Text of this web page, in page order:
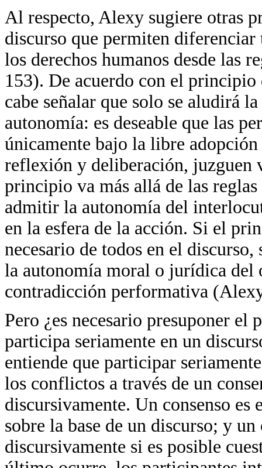
Al respecto, Alexy sugiere otras
discurso que permiten diferenciar
los derechos humanos desde las
153). De acuerdo con el
cabe señalar que solo se aludirá
autonomía: es deseable que las
únicamente bajo la libre
reflexión y deliberación, juzguen
principio va más allá de las
admitir la autonomía del
en la esfera de la acción. Si el
necesario de todos en el
la autonomía moral o jurídica del
contradicción performativa
Pero ¿es necesario presuponer
participa seriamente en un
entiende que participar
los conflictos a través de un
discursivamente. Un consenso es
sobre la base de un discurso; y
discursivamente si es posible